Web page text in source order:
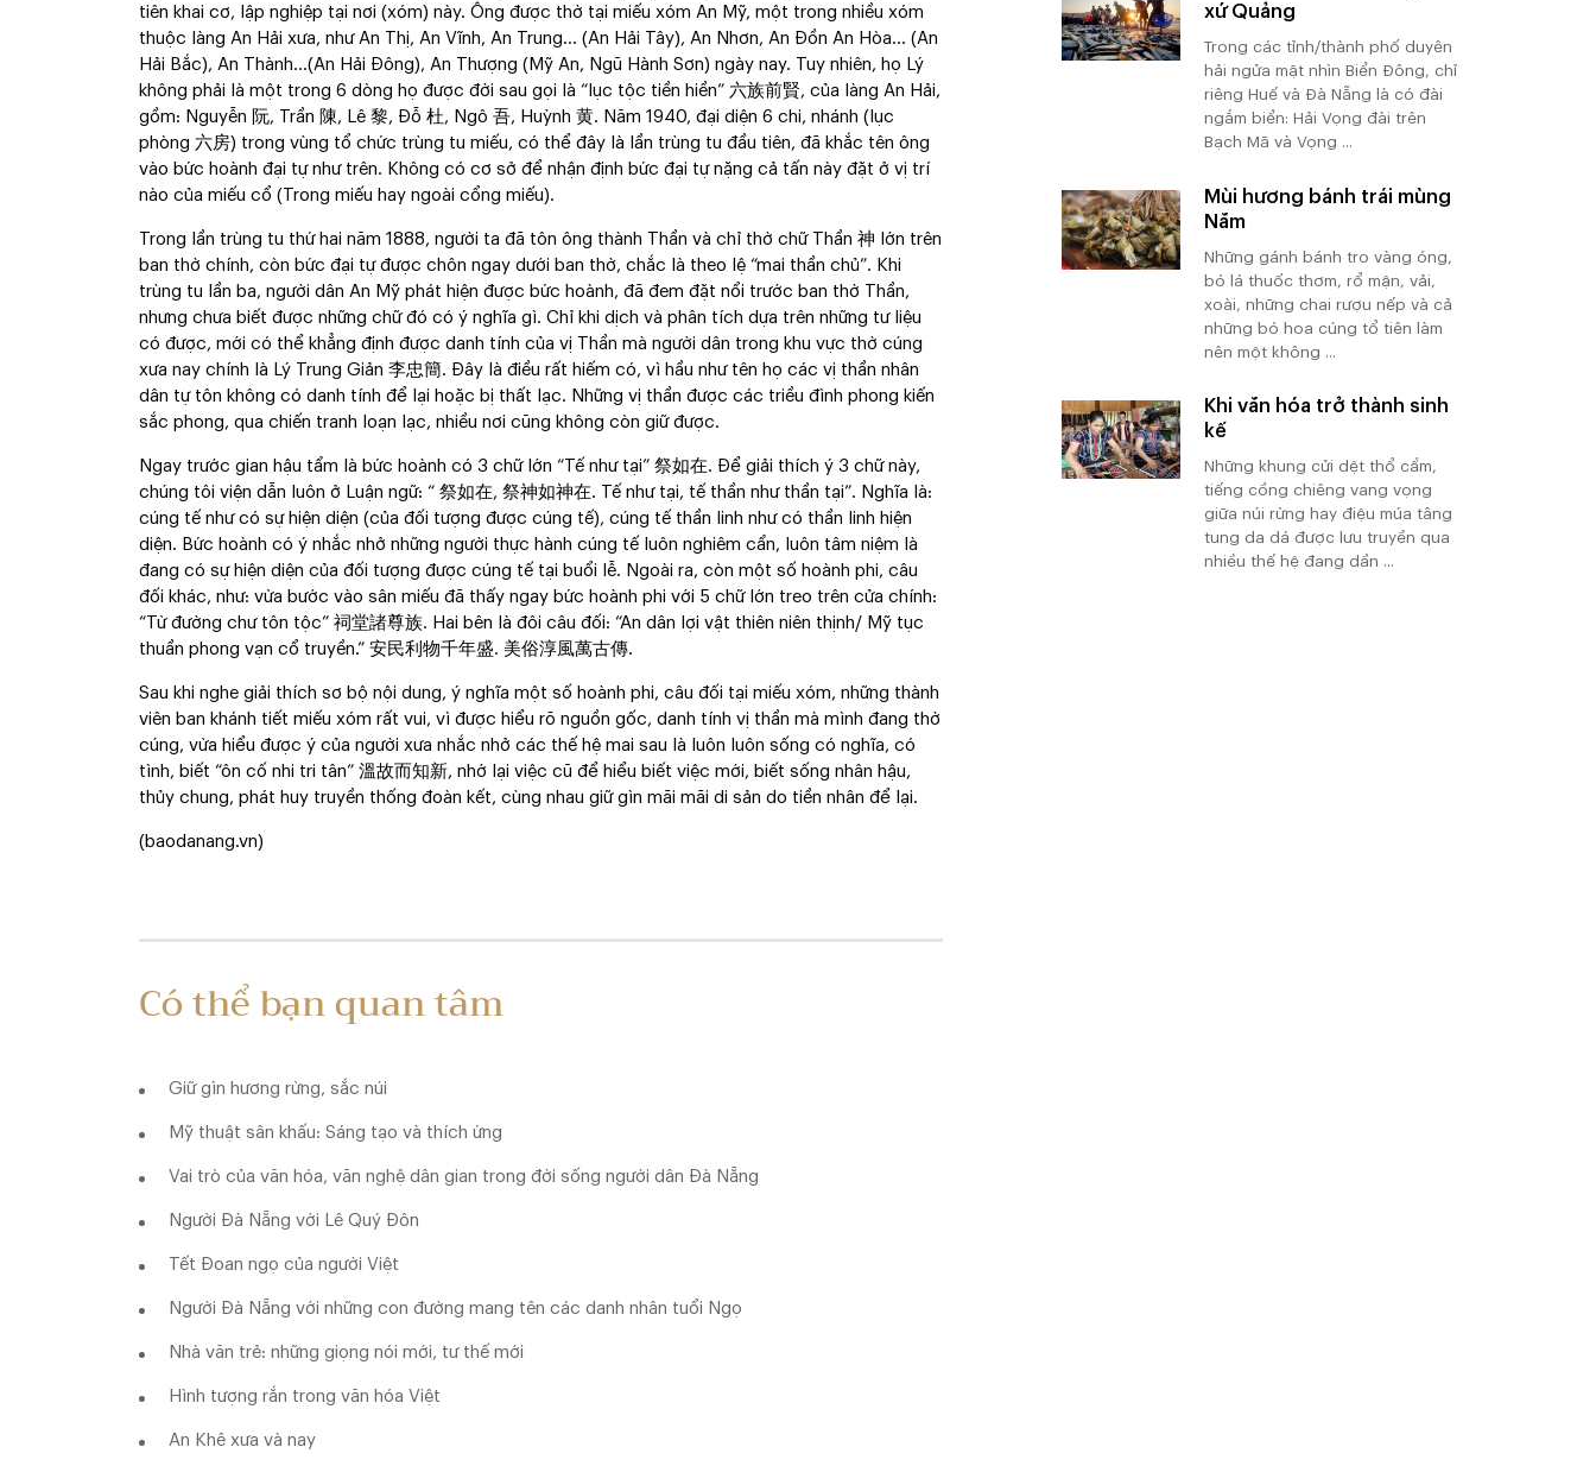
tiên khai cơ, lập nghiệp tại nơi (xóm) này. Ông được thờ tại miếu xóm An Mỹ, một trong nhiều xóm
thuộc làng An Hải xưa, như An Thị, An Vĩnh, An Trung… (An Hải Tây), An Nhơn, An Đồn An Hòa… (An
Hải Bắc), An Thành…(An Hải Đông), An Thượng (Mỹ An, Ngũ Hành Sơn) ngày nay. Tuy nhiên, họ Lý
không phải là một trong 6 dòng họ được đời sau gọi là “lục tộc tiền hiền” 六族前賢, của làng An Hải,
gồm: Nguyễn 阮, Trần 陳, Lê 黎, Đỗ 杜, Ngô 吾, Huỳnh 黄. Năm 1940, đại diện 6 chi, nhánh (lục
phòng 六房) trong vùng tổ chức trùng tu miếu, có thể đây là lần trùng tu đầu tiên, đã khắc tên ông
vào bức hoành đại tự như trên. Không có cơ sở để nhận định bức đại tự nặng cả tấn này đặt ở vị trí
nào của miếu cổ (Trong miếu hay ngoài cổng miếu).
Trong lần trùng tu thứ hai năm 1888, người ta đã tôn ông thành Thần và chỉ thờ chữ Thần 神 lớn trên
ban thờ chính, còn bức đại tự được chôn ngay dưới ban thờ, chắc là theo lệ “mai thần chủ”. Khi
trùng tu lần ba, người dân An Mỹ phát hiện được bức hoành, đã đem đặt nổi trước ban thờ Thần,
nhưng chưa biết được những chữ đó có ý nghĩa gì. Chỉ khi dịch và phân tích dựa trên những tư liệu
có được, mới có thể khẳng định được danh tính của vị Thần mà người dân trong khu vực thờ cúng
xưa nay chính là Lý Trung Giản 李忠簡. Đây là điều rất hiếm có, vì hầu như tên họ các vị thần nhân
dân tự tôn không có danh tính để lại hoặc bị thất lạc. Những vị thần được các triều đình phong kiến
sắc phong, qua chiến tranh loạn lạc, nhiều nơi cũng không còn giữ được.
Ngay trước gian hậu tẩm là bức hoành có 3 chữ lớn “Tế như tại” 祭如在. Để giải thích ý 3 chữ này,
chúng tôi viện dẫn luôn ở Luận ngữ: “ 祭如在, 祭神如神在. Tế như tại, tế thần như thần tại”. Nghĩa là:
cúng tế như có sự hiện diện (của đối tượng được cúng tế), cúng tế thần linh như có thần linh hiện
diện. Bức hoành có ý nhắc nhở những người thực hành cúng tế luôn nghiêm cẩn, luôn tâm niệm là
đang có sự hiện diện của đối tượng được cúng tế tại buổi lễ. Ngoài ra, còn một số hoành phi, câu
đối khác, như: vừa bước vào sân miếu đã thấy ngay bức hoành phi với 5 chữ lớn treo trên cửa chính:
“Từ đường chư tôn tộc” 祠堂諸尊族. Hai bên là đôi câu đối: “An dân lợi vật thiên niên thịnh/ Mỹ tục
thuần phong vạn cổ truyền.” 安民利物千年盛. 美俗淳風萬古傳.
Sau khi nghe giải thích sơ bộ nội dung, ý nghĩa một số hoành phi, câu đối tại miếu xóm, những thành
viên ban khánh tiết miếu xóm rất vui, vì được hiểu rõ nguồn gốc, danh tính vị thần mà mình đang thờ
cúng, vừa hiểu được ý của người xưa nhắc nhở các thế hệ mai sau là luôn luôn sống có nghĩa, có
tình, biết “ôn cố nhi tri tân” 溫故而知新, nhớ lại việc cũ để hiểu biết việc mới, biết sống nhân hậu,
thủy chung, phát huy truyền thống đoàn kết, cùng nhau giữ gìn mãi mãi di sản do tiền nhân để lại.
(baodanang.vn)
Có thể bạn quan tâm
Giữ gìn hương rừng, sắc núi
Mỹ thuật sân khấu: Sáng tạo và thích ứng
Vai trò của văn hóa, văn nghệ dân gian trong đời sống người dân Đà Nẵng
Người Đà Nẵng với Lê Quý Đôn
Tết Đoan ngọ của người Việt
Người Đà Nẵng với những con đường mang tên các danh nhân tuổi Ngọ
Nhà văn trẻ: những giọng nói mới, tư thế mới
Hình tượng rắn trong văn hóa Việt
An Khê xưa và nay
xứ Quảng
Trong các tỉnh/thành phố duyên
hải ngửa mặt nhìn Biển Đông, chỉ
riêng Huế và Đà Nẵng là có đài
ngắm biển: Hải Vọng đài trên
Bạch Mã và Vọng ...
Mùi hương bánh trái mùng
Năm
Những gánh bánh tro vàng óng,
bó lá thuốc thơm, rổ mận, vải,
xoài, những chai rượu nếp và cả
những bó hoa cúng tổ tiên làm
nên một không ...
Khi văn hóa trở thành sinh
kế
Những khung cửi dệt thổ cẩm,
tiếng cồng chiêng vang vọng
giữa núi rừng hay điệu múa tâng
tung da dá được lưu truyền qua
nhiều thế hệ đang dần ...